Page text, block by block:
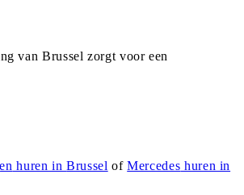
van Brussel zorgt voor een
huren inBrussel ofMercedes huren in